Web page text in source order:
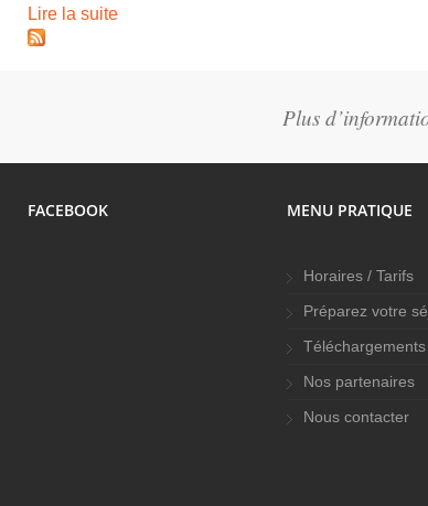
Lire la suite
Plus
FACEBOOK MENU PRATIQUE
Horaires / Tarifs
Préparez votre
Téléchargements
Nos partenaires
Nous contacter